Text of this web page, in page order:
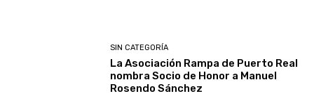
SIN CATEGORÍA
La Asociación Rampa de Puerto Real
nombra Socio de Honor a Manuel
Rosendo Sánchez